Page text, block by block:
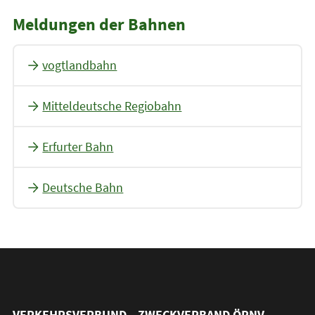
Meldungen der Bahnen
vogtlandbahn
Mitteldeutsche Regiobahn
Erfurter Bahn
Deutsche Bahn